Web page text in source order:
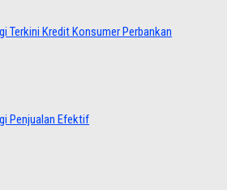
Terkini Kredit Konsumer Perbankan
Penjualan Efektif